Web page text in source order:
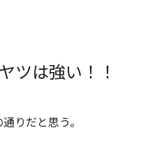
ツは強い！！
りだと思う。